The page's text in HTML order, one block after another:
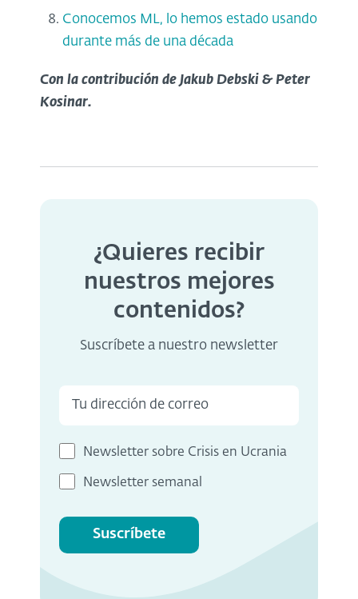
Conocemos ML, lo hemos estado usando
durante más de una década
Con la contribución de Jakub Debski & Peter
Kosinar.
¿Quieres recibir
nuestros mejores
contenidos?
Suscríbete a nuestro newsletter
Newsletter sobre Crisis en Ucrania
Newsletter semanal
Suscríbete